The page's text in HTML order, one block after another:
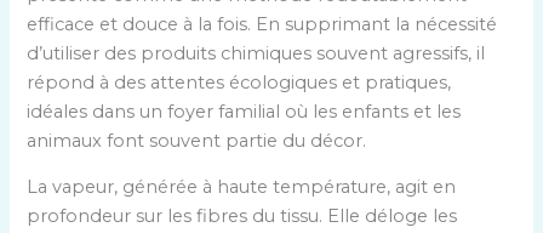
efficace et douce à la fois. En supprimant la nécessité
d’utiliser des produits chimiques souvent agressifs, il
répond à des attentes écologiques et pratiques,
idéales dans un foyer familial où les enfants et les
animaux font souvent partie du décor.
La vapeur, générée à haute température, agit en
profondeur sur les fibres du tissu. Elle déloge les